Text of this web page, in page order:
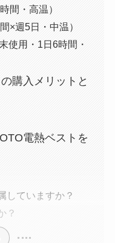
間・高温）
×週5日・中温）
使用・1日6時間・
購入メリットと
電熱ベストを
していますか？
？